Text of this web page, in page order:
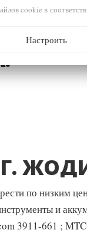
по низким
и
3911-661 ;
cookie в
Настроить